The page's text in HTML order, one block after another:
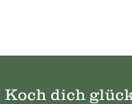
Koch dich